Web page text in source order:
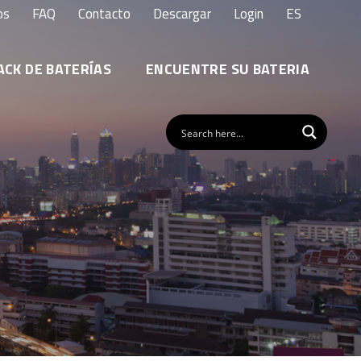
FAQ Contacto Descargar Login ES
DE BATERÍAS ENCUENTRE SU BATERIA